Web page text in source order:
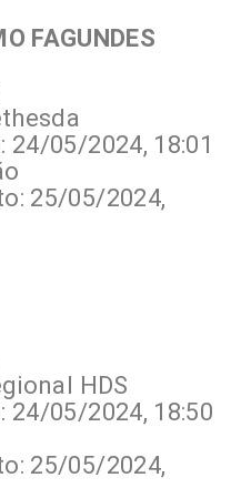
FAGUNDES
24/05/2024, 18:01
25/05/2024,
HDS
24/05/2024, 18:50
25/05/2024,